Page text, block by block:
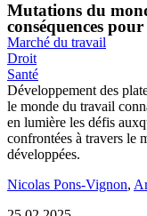
Mutations du
conséquences
Marché du travail
Droit
Santé
Développement des
le monde du travail
en lumière les défis
confrontées à travers le
développées.
Nicolas Pons-Vignon,